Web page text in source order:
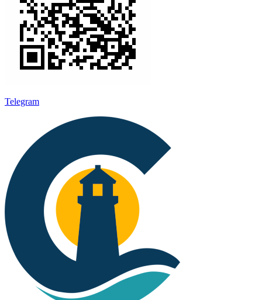
Telegram